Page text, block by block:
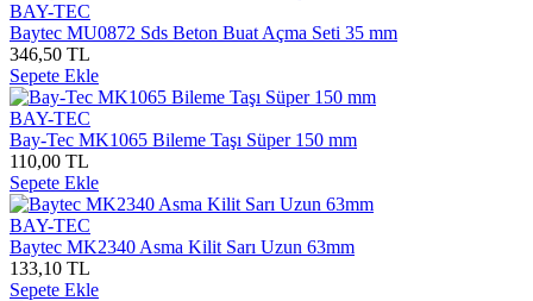
BAY-TEC
Baytec MU0872 Sds Beton Buat Açma Seti 35 mm
346,50 TL
Sepete Ekle
BAY-TEC
Bay-Tec MK1065 Bileme Taşı Süper 150 mm
110,00 TL
Sepete Ekle
BAY-TEC
Baytec MK2340 Asma Kilit Sarı Uzun 63mm
133,10 TL
Sepete Ekle